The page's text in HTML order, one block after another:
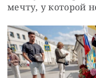
мечту, у которой